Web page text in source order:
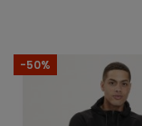
-50%